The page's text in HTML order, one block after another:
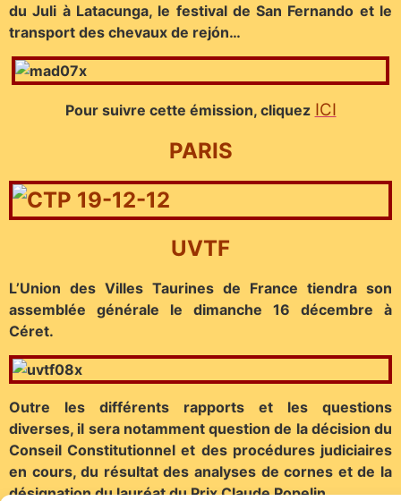
du Juli à Latacunga, le festival de San Fernando et le
transport des chevaux de rejón…
Pour suivre cette émission, cliquez ICI
PARIS
UVTF
L’Union des Villes Taurines de France tiendra son
assemblée générale le dimanche 16 décembre à
Céret.
Outre les différents rapports et les questions
diverses, il sera notamment question de la décision du
Conseil Constitutionnel et des procédures judiciaires
en cours, du résultat des analyses de cornes et de la
désignation du lauréat du Prix Claude Popelin…